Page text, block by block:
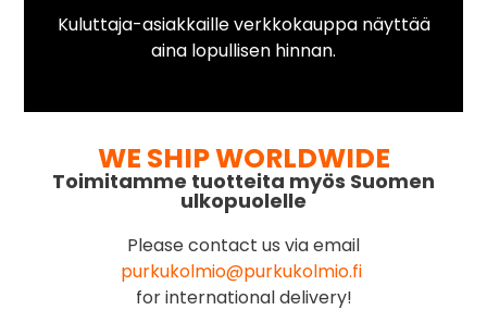
Kuluttaja-asiakkaille verkkokauppa näyttää
aina lopullisen hinnan.
WE SHIP WORLDWIDE
Toimitamme tuotteita myös Suomen
ulkopuolelle
Please contact us via email
purkukolmio@purkukolmio.fi
for international delivery!